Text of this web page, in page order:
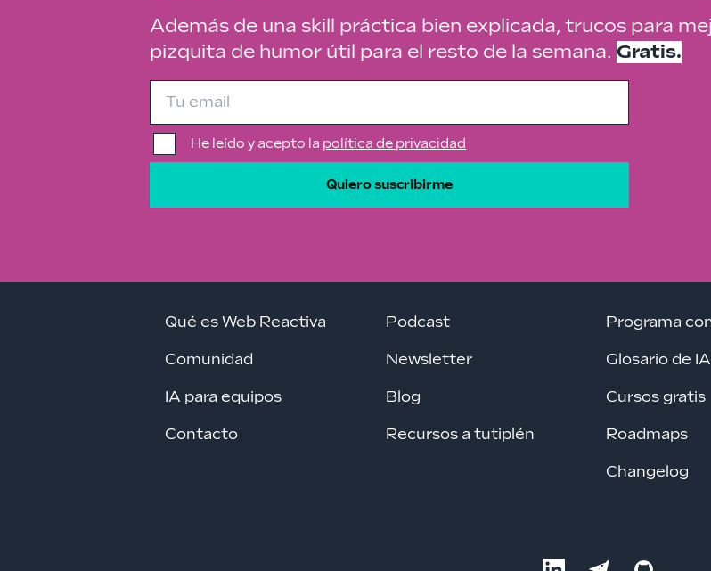
Además de una skill práctica bien explicada, trucos para
pizquita de humor útil para el resto de la semana. Gratis.
He leído y acepto la política de privacidad
Quiero suscribirme
Qué es Web Reactiva
Comunidad
IA para equipos
Contacto
Podcast
Newsletter
Blog
Recursos a tutiplén
Programa
Glosario de IA
Cursos gratis
Roadmaps
Changelog